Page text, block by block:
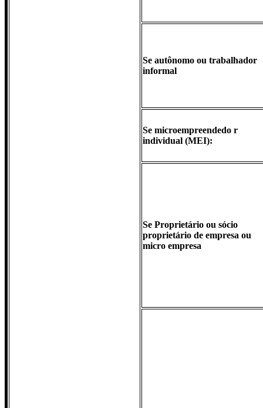
Se autônomo ou trabalhador
informal
Se microempreendedo r
individual (MEI):
Se Proprietário ou sócio
proprietário de empresa ou
micro empresa